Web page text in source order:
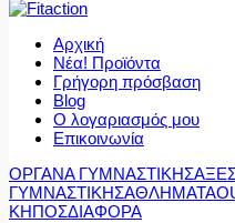
Αρχική
Νέα! Προϊόντα
Γρήγορη πρόσβαση
Blog
Ο λογαριασμός μου
Επικοινωνία
ΟΡΓΑΝΑ ΓΥΜΝΑΣΤΙΚΗΣ
ΓΥΜΝΑΣΤΙΚΗΣΑΘΛΗΜΑΤΑ
ΚΗΠΟΣΔΙΑΦΟΡΑ